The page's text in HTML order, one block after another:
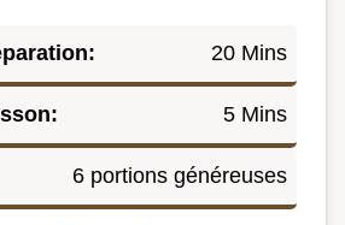
20 Mins
5 Mins
6 portions généreuses